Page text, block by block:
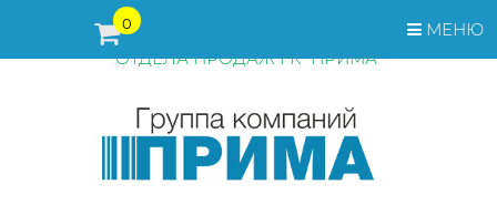
МЕНЮ
0
ПЕРЕД ОФОРМЛЕНИЕМ ЗАКАЗА, СТОИМОСТЬ И СРОКИ
ПОСТАВКИ ТОВАРА УТОЧНЯЙТЕ У МЕНЕДЖЕРОВ
ОТДЕЛА ПРОДАЖ ГК "ПРИМА"